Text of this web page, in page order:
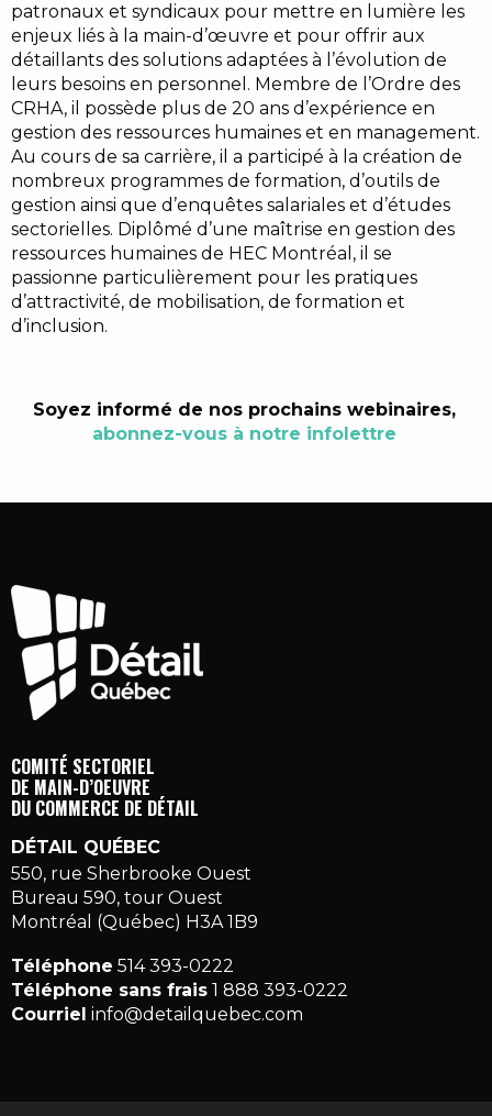
patronaux et syndicaux pour mettre en lumière les
enjeux liés à la main-d’œuvre et pour offrir aux
détaillants des solutions adaptées à l’évolution de
leurs besoins en personnel. Membre de l’Ordre des
CRHA, il possède plus de 20 ans d’expérience en
gestion des ressources humaines et en management.
Au cours de sa carrière, il a participé à la création de
nombreux programmes de formation, d’outils de
gestion ainsi que d’enquêtes salariales et d’études
sectorielles. Diplômé d’une maîtrise en gestion des
ressources humaines de HEC Montréal, il se
passionne particulièrement pour les pratiques
d’attractivité, de mobilisation, de formation et
d’inclusion.
Soyez informé de nos prochains webinaires,
abonnez-vous à notre infolettre
COMITÉ SECTORIEL
DE MAIN-D’OEUVRE
DU COMMERCE DE DÉTAIL
DÉTAIL QUÉBEC
550, rue Sherbrooke Ouest
Bureau 590, tour Ouest
Montréal (Québec) H3A 1B9
Téléphone 514 393-0222
Téléphone sans frais 1 888 393-0222
Courriel info@detailquebec.com